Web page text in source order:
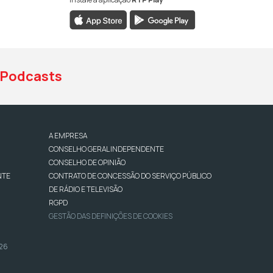
da RTP Antena 1
da RTP Antena 1
YouTube da RTP Antena 1
Podcasts
A EMPRESA
CONSELHO GERAL INDEPENDENTE
CONSELHO DE OPINIÃO
CONTRATO DE CONCESSÃO DO SERVIÇO PÚBLICO
DE RÁDIO E TELEVISÃO
RGPD
GESTÃO DAS DEFINIÇÕES DE COOKIES